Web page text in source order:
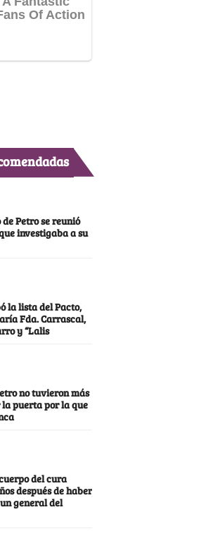
Petro se reunió
investigaba a su
la lista del Pacto,
Fda. Carrascal,
y “Lalis
no tuvieron más
puerta por la que
del cura
después de haber
general del